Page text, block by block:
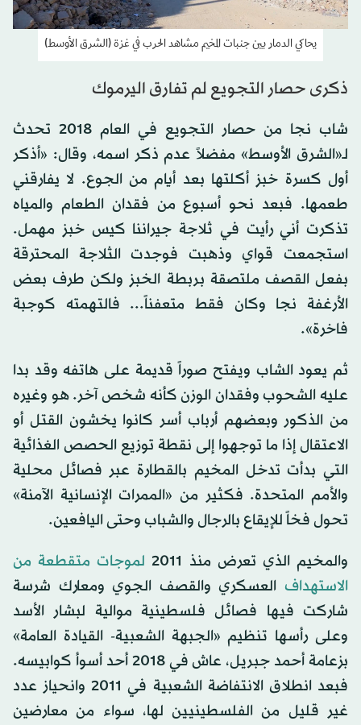
يحاكي الدمار بين جنبات المخيم مشاهد الحرب في غزة (الشرق الأوسط)
ذكرى حصار التجويع لم تفارق اليرموك
شاب نجا من حصار التجويع في العام 2018 تحدث
لـ«الشرق الأوسط» مفضلاً عدم ذكر اسمه، وقال: «أذكر
أول كسرة خبز أكلتها بعد أيام من الجوع. لا يفارقني
طعمها. فبعد نحو أسبوع من فقدان الطعام والمياه
تذكرت أني رأيت في ثلاجة جيراننا كيس خبز مهمل.
استجمعت قواي وذهبت فوجدت الثلاجة المحترقة
بفعل القصف ملتصقة بربطة الخبز ولكن طرف بعض
الأرغفة نجا وكان فقط متعفناً... فالتهمته كوجبة
فاخرة».
ثم يعود الشاب ويفتح صوراً قديمة على هاتفه وقد بدا
عليه الشحوب وفقدان الوزن كأنه شخص آخر. هو وغيره
من الذكور وبعضهم أرباب أسر كانوا يخشون القتل أو
الاعتقال إذا ما توجهوا إلى نقطة توزيع الحصص الغذائية
التي بدأت تدخل المخيم بالقطارة عبر فصائل محلية
والأمم المتحدة. فكثير من «الممرات الإنسانية الآمنة»
تحول فخاً للإيقاع بالرجال والشباب وحتى اليافعين.
والمخيم الذي تعرض منذ 2011
لموجات متقطعة من
الاستهداف العسكري والقصف الجوي ومعارك شرسة
شاركت فيها فصائل فلسطينية موالية لبشار الأسد
وعلى رأسها تنظيم «الجبهة الشعبية- القيادة العامة»
بزعامة أحمد جبريل، عاش في 2018 أحد أسوأ كوابيسه.
فبعد انطلاق الانتفاضة الشعبية في 2011 وانحياز عدد
غير قليل من الفلسطينيين لها، سواء من معارضين